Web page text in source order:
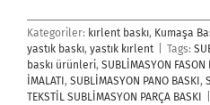
Kategoriler: kırlent baskı, Kumaşa
yastık baskı, yastık kırlent Tags:
baskı ürünleri, SUBLİMASYON FASON
İMALATI , SUBLİMASYON PANO BASKI ,
TEKSTİL SUBLİMASYON PARÇA BASKI